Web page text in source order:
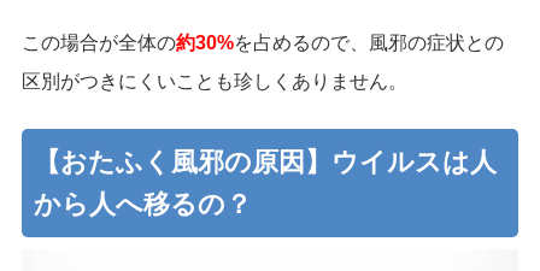
この場合が全体の約30%を占めるので、風邪の症状との
区別がつきにくいことも珍しくありません。
【おたふく風邪の原因】ウイルスは人
から人へ移るの？